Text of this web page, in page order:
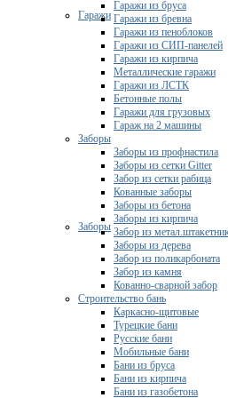
Гаражи
Заборы
Гаражи из бруса
Гаражи из бревна
Гаражи из пеноблоков
Гаражи из СИП-панелей
Гаражи из кирпича
Металлические гаражи
Гаражи из ЛСТК
Бетонные полы
Гаражи для грузовых
Гараж на 2 машины
Заборы
Заборы из профнастила
Заборы из сетки Gitter
Забор из сетки рабица
Кованные заборы
Заборы из бетона
Заборы из кирпича
Забор из
Заборы из дерева
Забор из поликарбоната
Забор из камня
Кованно-сварной забор
Строительство бань
Каркасно-щитовые
Турецкие бани
Русские бани
Мобильные бани
Бани из бруса
Бани из кирпича
Бани из газобетона